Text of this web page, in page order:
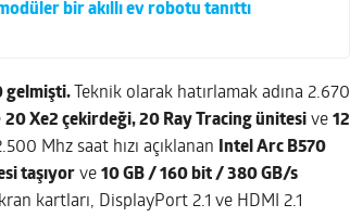
bir akıllı ev robotu tanıttı
gelmişti.
Teknik olarak hatırlamak adına 2.670
20 Xe2 çekirdeği, 20 Ray Tracing ünitesi ve 12
Mhz saat hızı açıklanan
Intel Arc B570
taşıyor ve 10 GB / 160 bit / 380 GB/s
kartları, DisplayPort 2.1 ve HDMI 2.1